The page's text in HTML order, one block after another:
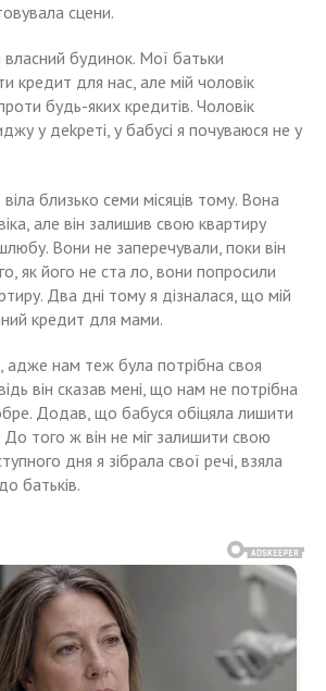
сцени.
будинок. Мої батьки
кредит для нас, але мій чоловік
будь-яких кредитів. Чоловік
у деkреті, у бабусі я почуваюся не у
близько семи місяців тому. Вона
але він залишив свою квартиру
Вони не заперечували, поки він
як його не ста ло, вони попросили
Два дні тому я дізналася, що мій
кредит для мами.
адже нам теж була потрібна своя
він сказав мені, що нам не потрібна
Додав, що бабуся обіцяла лишити
того ж він не міг залишити свою
дня я зібрала свої речі, взяла
батьків.